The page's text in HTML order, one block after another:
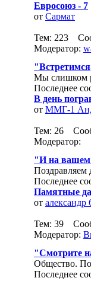
Евросоюз - 7
от Сармат
Тем: 223
Модератор:
Мы слишком
Последнее
В день
от ММГ-1
Тем: 26
Модератор:
"И на вашем
Поздравляем
Последнее
Памятные
от александр
Тем: 39
Модератор:
"Смотрите
Общество.
Последнее